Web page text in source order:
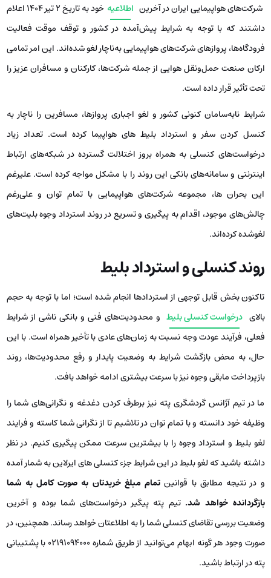
شرکت‌های هواپیمایی ایران در آخرین اطلاعیه
خود به تاریخ 2 تیر 1404 اعلام
داشتند که با توجه به شرایط پیش‌آمده در کشور و توقف موقت فعالیت
فرودگاه‌ها، پروازهای شرکت‌های هواپیمایی به‌ناچار لغو شده‌اند. این امر تمامی
ارکان صنعت حمل‌ونقل هوایی از جمله شرکت‌ها، کارکنان و مسافران عزیز را
تحت تأثیر قرار داده است.
شرایط نابه‌سامان کنونی کشور و لغو اجباری پروازها، مسافرین را ناچار به
کنسل کردن سفر و استرداد بلیط های هواپیما کرده است. تعداد زیاد
درخواست‌های کنسلی به همراه بروز اختلالت گسترده در شبکه‌های ارتباط
اینترنتی و سامانه‌های بانکی این روند را با مشکل مواجه کرده است. علیرغم
این بحران ها، مجموعه شرکت‌های هواپیمایی با تمام توان و علی‌رغم
چالش‌های موجود، اقدام به پیگیری و تسریع در روند استرداد وجوه بلیت‌های
لغوشده کرده‌اند.
روند کنسلی و استرداد بلیط
تاکنون بخش قابل توجهی از استردادها انجام شده است؛ اما با توجه به حجم
بالای درخواست‌ کنسلی بلیط و محدودیت‌های فنی و بانکی ناشی از شرایط
فعلی، فرآیند عودت وجه نسبت به زمان‌های عادی با تأخیر همراه است. با این
حال، به محض بازگشت شرایط به وضعیت پایدار و رفع محدودیت‌ها، روند
بازپرداخت مابقی وجوه نیز با سرعت بیشتری ادامه خواهد یافت.
ما در تیم آژانس گردشگری پته نیز برطرف کردن دغدغه و نگرانی‌های شما را
وظیفه خود دانسته و با تمام توان در تلاشیم تا از نگرانی شما کاسته و فرایند
لغو بلیط و استرداد وجوه را با بیشترین سرعت ممکن پیگیری کنیم. در نظر
داشته باشید که لغو بلیط در این شرایط جزء کنسلی های ایرلاین به شمار آمده
و در نتیجه مطابق با قوانین تمام مبلغ خریدتان به صورت کامل به شما
بازگردانده خواهد شد. تیم پته پیگیر درخواست‌های شما بوده و آخرین
وضعیت بررسی تقاضای کنسلی شما را به اطلاعتان خواهد رساند. همچنین، در
صورت وجود هر گونه ابهام می‌توانید از طریق شماره 02191094000 با پشتیبانی
پته در ارتباط باشید.